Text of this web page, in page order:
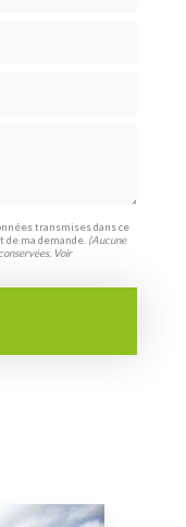
transmises dans ce
ma demande. (Aucune
Voir